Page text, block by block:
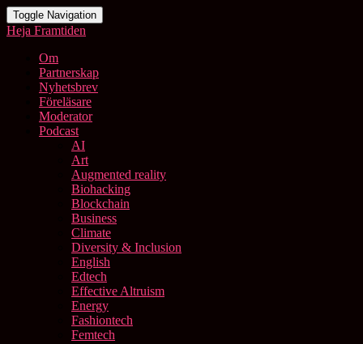
Toggle Navigation
Heja Framtiden
Om
Partnerskap
Nyhetsbrev
Föreläsare
Moderator
Podcast
AI
Art
Augmented reality
Biohacking
Blockchain
Business
Climate
Diversity & Inclusion
English
Edtech
Effective Altruism
Energy
Fashiontech
Femtech